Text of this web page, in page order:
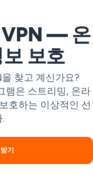
VPN — 온
보호
찾고 계신가요?
램은 스트리밍, 온라
호하는 이상적인 선
기